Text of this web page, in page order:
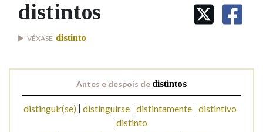
IDENTIDADE CORPORATIVA
MARCIAL DEL ADALID
FIGURAS HOMENAXEADAS
PRIMAVERA DAS LETRAS
PORTAL DAS PALABRAS
Facebook
TwitterYoutubeInstagram
Bluesky
BUSCAR NOS LEMAS
Comeza por
distintos
VÉXASE distinto
Antes e despois de distintos
distinguir(se) distinguirse distintamente distintivo
distinto